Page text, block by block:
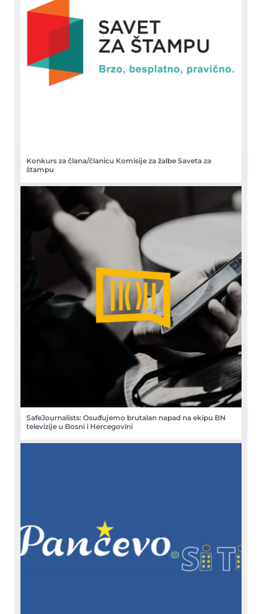
Konkurs za člana/članicu Komisije za žalbe Saveta za
štampu
SafeJournalists: Osuđujemo brutalan napad na ekipu BN
televizije u Bosni i Hercegovini